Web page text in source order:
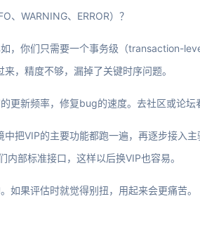
、WARNING、ERROR）？
，你们只需要一个事务级（transaction-
，精度不够，漏掉了关键时序问题。
更新频率，修复bug的速度。去社区或论坛
把VIP的主要功能都跑一遍，再逐步接入
内部标准接口，这样以后换VIP也容易。
如果评估时就觉得别扭，用起来会更痛苦。